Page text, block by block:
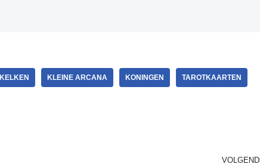
KELKEN KLEINE ARCANA KONINGEN TAROTKAARTEN